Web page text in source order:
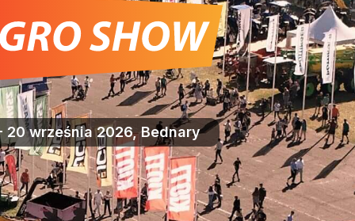
20 września 2026, Bednary